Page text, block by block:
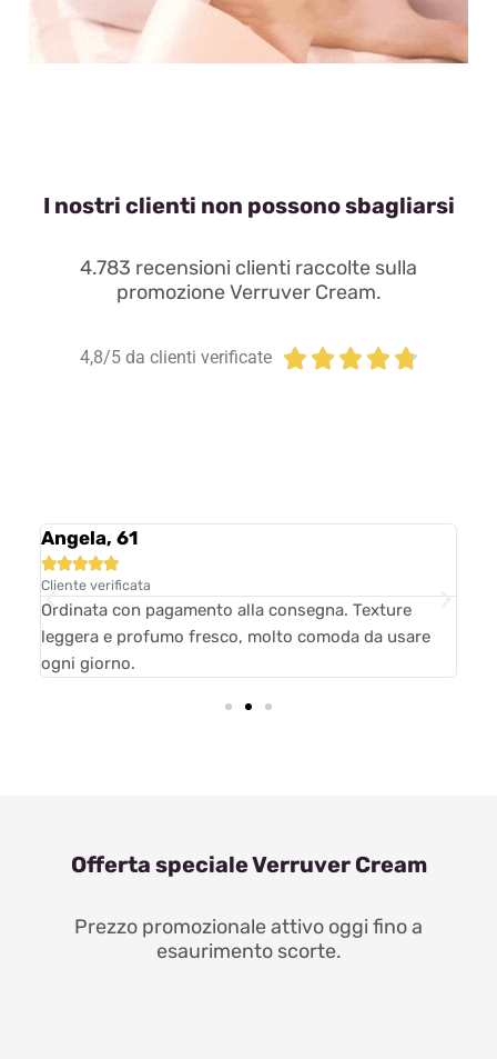
I nostri clienti non possono sbagliarsi
4.783 recensioni clienti raccolte sulla
promozione Verruver Cream.
4,8/5 da clienti verificate     
Angela, 61

Cliente verificata
Ordinata con pagamento alla consegna. Texture
leggera e profumo fresco, molto comoda da usare
ogni giorno.
Offerta speciale Verruver Cream
Prezzo promozionale attivo oggi fino a
esaurimento scorte.